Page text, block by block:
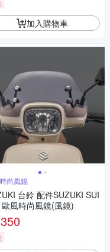
加入購物車
尚風鏡
台鈴 配件SUZUKI SUI
風時尚風鏡(風鏡)